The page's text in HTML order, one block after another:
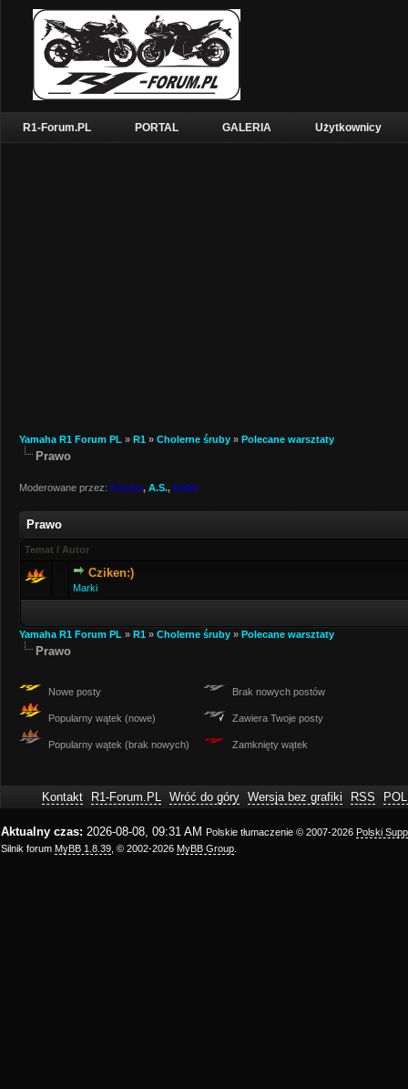
R1-Forum.PL PORTAL GALERIA Użytkownicy
Yamaha R1 Forum PL » R1 » Cholerne śruby » Polecane warsztaty
Prawo
Moderowane przez: Koczis, A.S., Kafel
Prawo
Temat / Autor
Cziken:)
Marki
Yamaha R1 Forum PL » R1 » Cholerne śruby » Polecane warsztaty
Prawo
Nowe posty
Popularny wątek (nowe)
Popularny wątek (brak nowych)
Brak nowych postów
Zawiera Twoje posty
Zamknięty wątek
Kontakt R1-Forum.PL Wróć do góry Wersja bez grafiki RSS
Aktualny czas: 2026-08-08, 09:31 AM Polskie tłumaczenie © 2007-2026 Polski
Silnik forum MyBB 1.8.39 , © 2002-2026 MyBB Group